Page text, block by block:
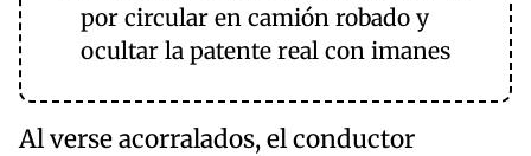
por circular en camión robado y
ocultar la patente real con imanes
Al verse acorralados, el conductor